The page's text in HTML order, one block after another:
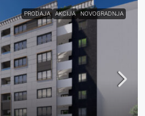
PRODAJA AKCIJA NOVOGRADNJA